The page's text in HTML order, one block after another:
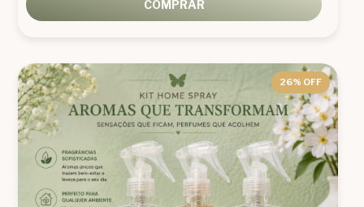
COMPRAR
26% OFF